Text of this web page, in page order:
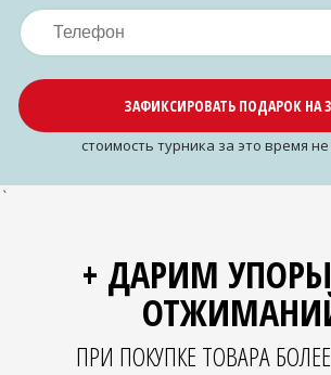
ЗАФИКСИРОВАТЬ ПОДАРОК НА
cтоимость турника за это время
`
+ ДАРИМ
ПРИ ПОКУПКЕ ТОВАРА